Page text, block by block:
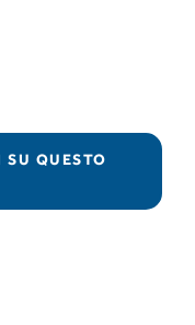
QUESTO